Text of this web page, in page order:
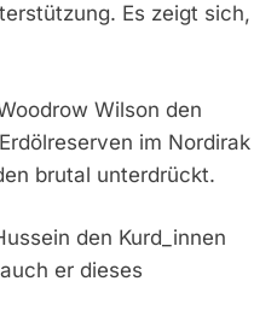
Es zeigt sich,
Wilson den
im Nordirak
brutal unterdrückt.
den Kurd_innen
er dieses